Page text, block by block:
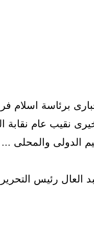
برئاسة اسلام
نقيب عام نقابة
الدولى والمحلى ...
العال رئيس